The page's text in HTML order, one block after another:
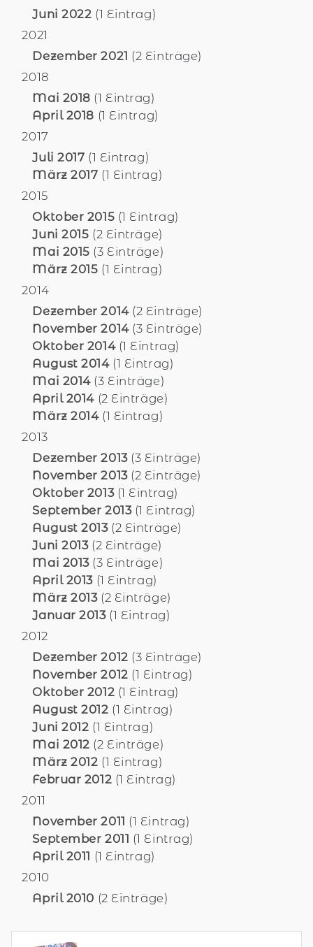
Juni 2022 (1 Eintrag)
2021
Dezember 2021 (2 Einträge)
2018
Mai 2018 (1 Eintrag)
April 2018 (1 Eintrag)
2017
Juli 2017 (1 Eintrag)
März 2017 (1 Eintrag)
2015
Oktober 2015 (1 Eintrag)
Juni 2015 (2 Einträge)
Mai 2015 (3 Einträge)
März 2015 (1 Eintrag)
2014
Dezember 2014(2 Einträge)
November 2014(3 Einträge)
Oktober 2014(1 Eintrag)
August 2014(1 Eintrag)
Mai 2014(3 Einträge)
April 2014 (2 Einträge)
März 2014(1 Eintrag)
2013
Dezember 2013(3 Einträge)
November 2013(2 Einträge)
Oktober 2013(1 Eintrag)
September 2013(1 Eintrag)
August 2013(2 Einträge)
Juni 2013(2 Einträge)
Mai 2013(3 Einträge)
April 2013 (1 Eintrag)
März 2013(2 Einträge)
Januar 2013(1 Eintrag)
2012
Dezember 2012 (3 Einträge)
November 2012 (1 Eintrag)
Oktober 2012 (1 Eintrag)
August 2012 (1 Eintrag)
Juni 2012 (1 Eintrag)
Mai 2012 (2 Einträge)
März 2012 (1 Eintrag)
Februar 2012 (1 Eintrag)
2011
November 2011 (1 Eintrag)
September 2011 (1 Eintrag)
April 2011 (1 Eintrag)
2010
April 2010 (2 Einträge)